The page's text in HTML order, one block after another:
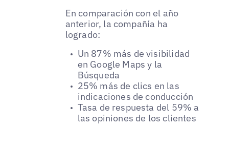
En comparación con el año
anterior, la compañía ha
logrado:
Un 87% más de visibilidad
en Google Maps y la
Búsqueda
25% más de clics en las
indicaciones de conducción
Tasa de respuesta del 59% a
las opiniones de los clientes